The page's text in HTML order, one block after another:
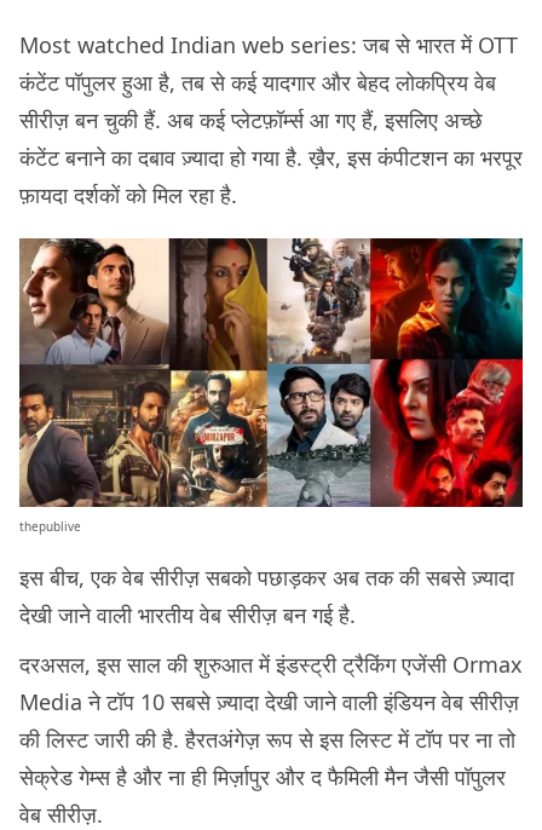
Most watched Indian web series: जब से भारत में OTT
कंटेंट पॉपुलर हुआ है, तब से कई यादगार और बेहद लोकप्रिय वेब
सीरीज़ बन चुकी हैं. अब कई प्लेटफ़ॉर्म्स आ गए हैं, इसलिए अच्छे
कंटेंट बनाने का दबाव ज़्यादा हो गया है. ख़ैर, इस कंपीटशन का भरपूर
फ़ायदा दर्शकों को मिल रहा है.
thepublive
इस बीच, एक वेब सीरीज़ सबको पछाड़कर अब तक की सबसे ज़्यादा
देखी जाने वाली भारतीय वेब सीरीज़ बन गई है.
दरअसल, इस साल की शुरुआत में इंडस्ट्री ट्रैकिंग एजेंसी Ormax
Media ने टॉप 10 सबसे ज़्यादा देखी जाने वाली इंडियन वेब सीरीज़
की लिस्ट जारी की है. हैरतअंगेज़ रूप से इस लिस्ट में टॉप पर ना तो
सेक्रेड गेम्स है और ना ही मिर्ज़ापुर और द फैमिली मैन जैसी पॉपुलर
वेब सीरीज़.